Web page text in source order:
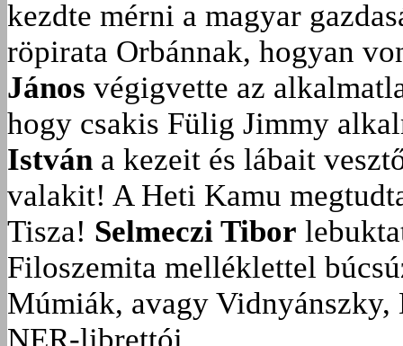
kezdte mérni a magyar
röpirata Orbánnak, hogyan
János végigvette az
hogy csakis Fülig Jimmy
István a kezeit és lábait
valakit! A Heti Kamu
Tisza! Selmeczi Tibor
Filoszemita melléklettel
Múmiák, avagy Vidnyánszky,